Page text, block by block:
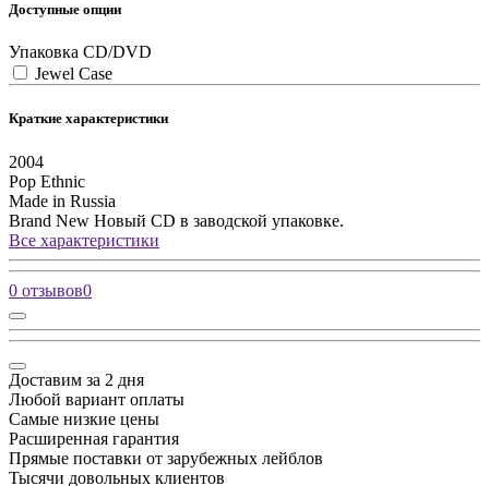
Доступные опции
Упаковка CD/DVD
Jewel Case
Краткие характеристики
2004
Pop Ethnic
Made in Russia
Brand New Новый CD в заводской упаковке.
Все характеристики
0 отзывов0
Доставим за 2 дня
Любой вариант оплаты
Самые низкие цены
Расширенная гарантия
Прямые поставки от зарубежных лейблов
Тысячи довольных клиентов